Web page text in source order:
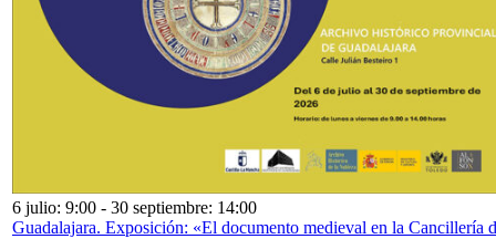
6 julio: 9:00 - 30 septiembre: 14:00
Guadalajara. Exposición: «El documento medieval en la Cancillería